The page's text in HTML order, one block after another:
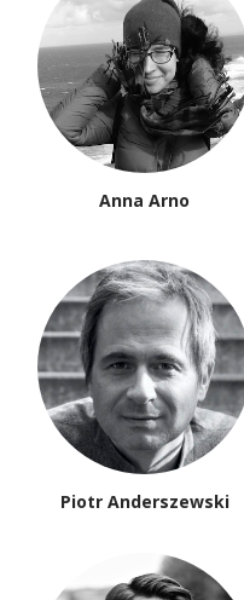
Anna Arno
Piotr Anderszewski